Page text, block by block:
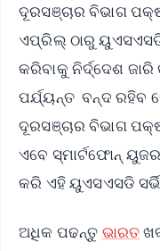
ଦୂରସଞ୍ଚାର ବିଭାଗ
ଏପ୍ରିଲ୍ ଠାରୁ
କରିବାକୁ ନିର୍ଦ୍ଦେଶ
ପର୍ଯ୍ୟନ୍ତ ବନ୍ଦ ରହିବ
ଦୂରସଞ୍ଚାର ବିଭାଗ
ଏବେ ସ୍ମାର୍ଟଫୋନ୍
କରି ଏହି ୟୁଏସଏସଡି
ଅଧିକ ପଢନ୍ତୁ ଭାରତ